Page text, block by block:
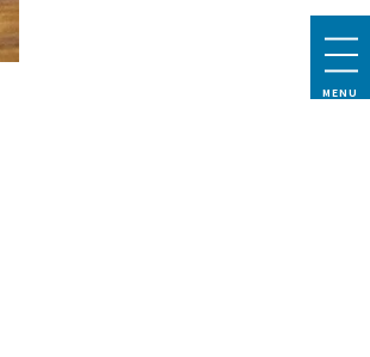
MENU